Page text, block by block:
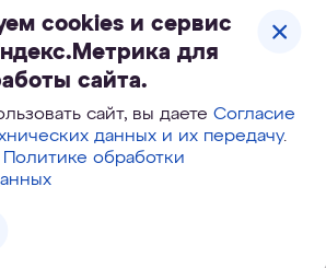
cookies и сервис
для
сайта.
сайт, вы даетеСогласие
данных и их передачу.
Политике обработки